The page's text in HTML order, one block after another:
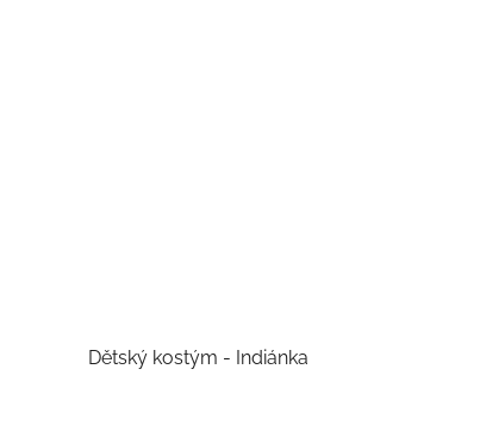
Dětský kostým - Indiánka